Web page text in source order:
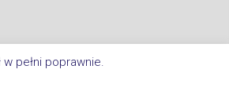
All Rights Reserved.
pełni poprawnie.